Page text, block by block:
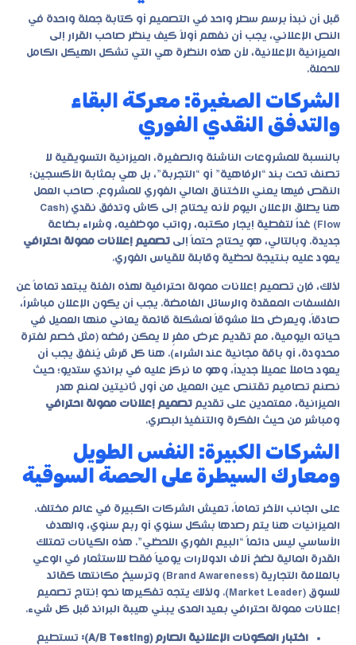
قبل أن نبدأ برسم سطر واحد في التصميم أو كتابة جملة واحدة في
النص الإعلاني، يجب أن نفهم أولاً كيف ينظر صاحب القرار إلى
الميزانية الإعلانية، لأن هذه النظرة هي التي تشكل الهيكل الكامل
للحملة.
الشركات الصغيرة: معركة البقاء
والتدفق النقدي الفوري
بالنسبة للمشروعات الناشئة والصغيرة، الميزانية التسويقية لا
تصنف تحت بند “الرفاهية” أو “التجربة”، بل هي بمثابة الأكسجين؛
النقص فيها يعني الاختناق المالي الفوري للمشروع. صاحب العمل
هنا يطلق الإعلان اليوم لأنه يحتاج إلى كاش وتدفق نقدي (Cash
Flow) غداً لتغطية إيجار مكتبه، رواتب موظفيه، وشراء بضاعة
جديدة. وبالتالي، هو يحتاج حتماً إلى تصميم إعلانات ممولة احترافي
يعود عليه بنتيجة لحظية وقابلة للقياس الفوري.
لذلك، فإن تصميم إعلانات ممولة احترافية لهذه الفئة يبتعد تماماً عن
الفلسفات المعقدة والرسائل الغامضة. يجب أن يكون الإعلان مباشراً،
صادقاً، ويعرض حلاً مشوقاً لمشكلة قائمة يعاني منها العميل في
حياته اليومية، مع تقديم عرض مغرٍ لا يمكن رفضه (مثل خصم لفترة
محدودة، أو باقة مجانية عند الشراء). هنا كل قرش يُنفق يجب أن
يعود حاملاً عميلاً جديداً، وهو ما نركز عليه في براندي ستديو؛ حيث
نصنع تصاميم تقتنص عين العميل من أول ثانيتين لمنع هدر
الميزانية، معتمدين على تقديم تصميم إعلانات ممولة احترافي
ومباشر من حيث الفكرة والتنفيذ البصري.
الشركات الكبيرة: النفس الطويل
ومعارك السيطرة على الحصة السوقية
على الجانب الآخر تماماً، تعيش الشركات الكبيرة في عالم مختلف.
الميزانيات هنا يتم رصدها بشكل سنوي أو ربع سنوي، والهدف
الأساسي ليس دائماً “البيع الفوري اللحظي”. هذه الكيانات تمتلك
القدرة المالية لضخ آلاف الدولارات يومياً فقط للاستثمار في الوعي
بالعلامة التجارية (Brand Awareness) وترسيخ مكانتها كقائد
للسوق (Market Leader). ولذلك يتجه تفكيرها نحو إنتاج
تصميم
إعلانات ممولة احترافي بعيد المدى يبني هيبة البراند قبل كل شيء.
اختبار المكونات الإعلانية الصارم (A/B Testing):
تستطيع